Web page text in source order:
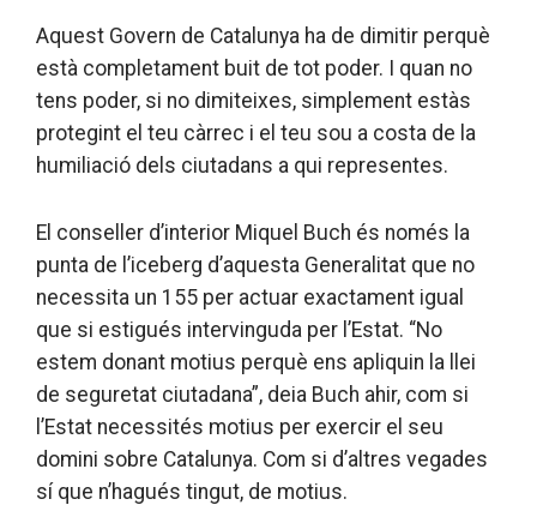
Aquest Govern de Catalunya ha de dimitir perquè
està completament buit de tot poder. I quan no
tens poder, si no dimiteixes, simplement estàs
protegint el teu càrrec i el teu sou a costa de la
humiliació dels ciutadans a qui representes.
El conseller d’interior Miquel Buch és només la
punta de l’iceberg d’aquesta Generalitat que no
necessita un 155 per actuar exactament igual
que si estigués intervinguda per l’Estat. “No
estem donant motius perquè ens apliquin la llei
de seguretat ciutadana”, deia Buch ahir, com si
l’Estat necessités motius per exercir el seu
domini sobre Catalunya. Com si d’altres vegades
sí que n’hagués tingut, de motius.